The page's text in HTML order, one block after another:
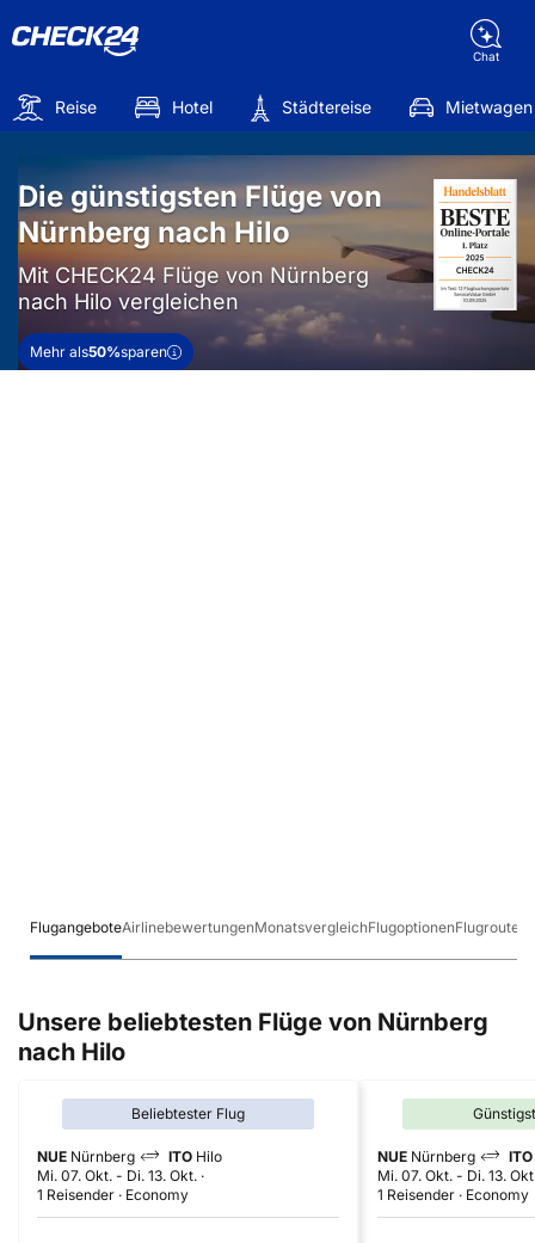
Chat
Reise Hotel Städtereise Mietwagen
Die günstigsten Flüge von
Nürnberg nach Hilo
Mit CHECK24 Flüge von Nürnberg
nach Hilo vergleichen
Mehr als50%sparen
FlugangeboteAirlinebewertungenMonatsvergleichFlugoptionenFlugrouten
Unsere beliebtesten Flüge von Nürnberg
nach Hilo
Beliebtester Flug
NUE Nürnberg ITO Hilo
Mi. 07. Okt. - Di. 13. Okt.
1 Reisender
Economy
NUE Nürnberg
ITO
Mi. 07. Okt. - Di. 13.
1 Reisender
Economy